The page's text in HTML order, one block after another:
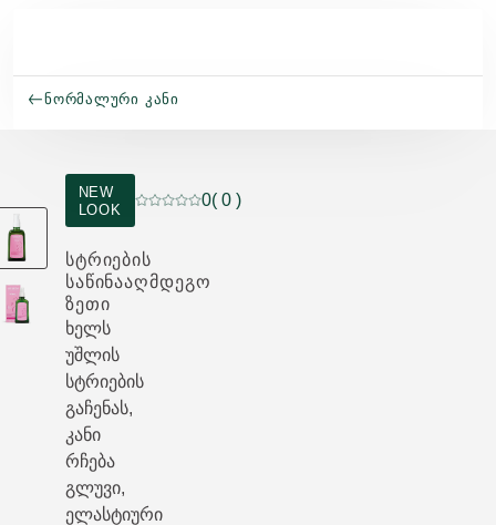
ᲜᲝᲠᲛᲐᲚᲣᲠᲘ ᲙᲐᲜᲘ
NEW
LOOK
მიმდინარე რეიტინგი: 0 ვარსკვლავი 5-
0( 0 )
ᲡᲢᲠᲘᲔᲑᲘᲡ
ᲡᲐᲬᲘᲜᲐᲐᲦᲛᲓᲔᲒᲝ
ᲖᲔᲗᲘ
ხელს
უშლის
სტრიების
გაჩენას,
კანი
რჩება
გლუვი,
ელასტიური